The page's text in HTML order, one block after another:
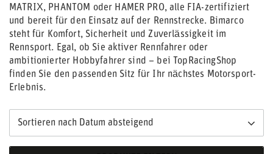
MATRIX, PHANTOM oder HAMER PRO, alle FIA-zertifiziert
und bereit für den Einsatz auf der Rennstrecke. Bimarco
steht für Komfort, Sicherheit und Zuverlässigkeit im
Rennsport. Egal, ob Sie aktiver Rennfahrer oder
ambitionierter Hobbyfahrer sind – bei TopRacingShop
finden Sie den passenden Sitz für Ihr nächstes Motorsport-
Erlebnis.
Sortieren nach Datum absteigend